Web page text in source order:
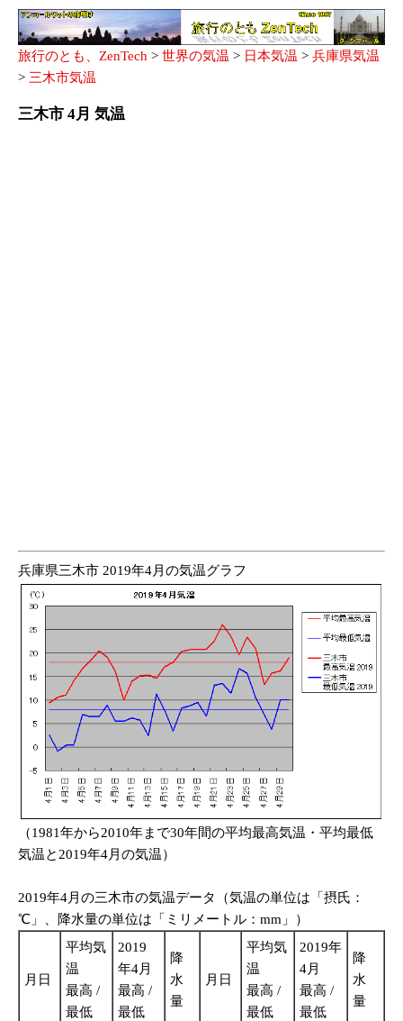
旅行のとも、ZenTech > 世界の気温 > 日本気温 > 兵庫県気温
> 三木市気温
三木市 4月 気温
兵庫県三木市 2019年4月の気温グラフ
（1981年から2010年まで30年間の平均最高気温・平均最低
気温と2019年4月の気温）
2019年4月の三木市の気温データ（気温の単位は「摂氏：
℃」、降水量の単位は「ミリメートル：mm」）
月日
平均気
温
最高 /
最低
2019
年4月
最高 /
最低
降
水
量
月日
平均気
温
最高 /
最低
2019年
4月
最高 /
最低
降
水
量